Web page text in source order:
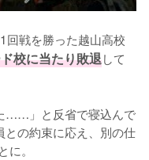
戦を勝った越山高校
校に当たり敗退して
……」と反省で寝込んで
との約束に応え、別の仕
に。